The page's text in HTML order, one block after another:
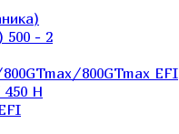
500 - 2
800GTmax EFI
H